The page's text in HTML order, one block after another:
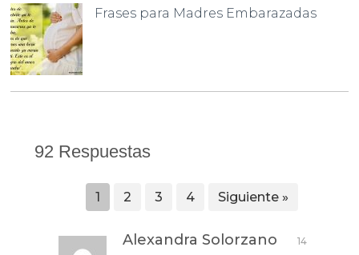
Frases para Madres Embarazadas
92 Respuestas
1 2 3 4 Siguiente »
Alexandra Solorzano
14